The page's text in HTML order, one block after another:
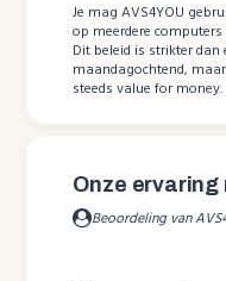
Je mag AVS4YOU
op meerdere
Dit beleid is strikter
maandagochtend,
steeds value for money.
Onze ervaring
Beoordeling van